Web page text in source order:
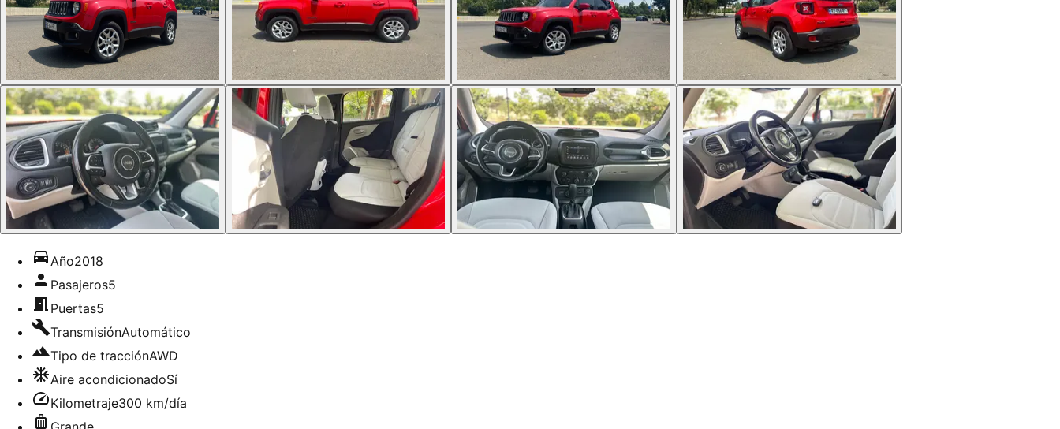
Año2018
Pasajeros5
Puertas5
TransmisiónAutomático
Tipo de tracciónAWD
Aire acondicionadoSí
Kilometraje300 km/día